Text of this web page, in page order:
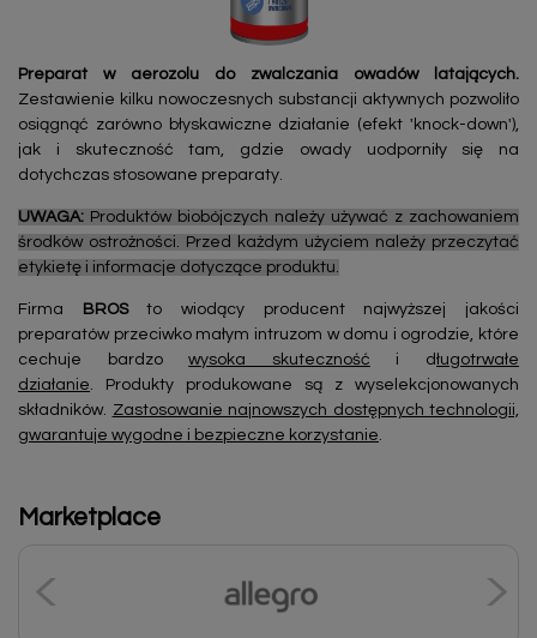
Preparat w aerozolu do zwalczania owadów latających.
Zestawienie kilku nowoczesnych substancji aktywnych pozwoliło
osiągnąć zarówno błyskawiczne działanie (efekt 'knock-down'),
jak i skuteczność tam, gdzie owady uodporniły się na
dotychczas stosowane preparaty.
UWAGA: Produktów biobójczych należy używać z zachowaniem
środków ostrożności. Przed każdym użyciem należy przeczytać
etykietę i informacje dotyczące produktu.
Firma BROSto wiodący producent najwyższej jakości
preparatów przeciwko małym intruzom w domu i ogrodzie, które
cechuje bardzowysoka skuteczność i długotrwałe
działanie. Produkty produkowane są z wyselekcjonowanych
składników. Zastosowanie najnowszych dostępnych technologii,
gwarantuje wygodne i bezpieczne korzystanie.
Marketplace